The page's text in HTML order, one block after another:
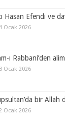
Hasan Efendi ve
Ocak 2026
ı Rabbani’den
Ocak 2026
bir Allah
Ocak 2026